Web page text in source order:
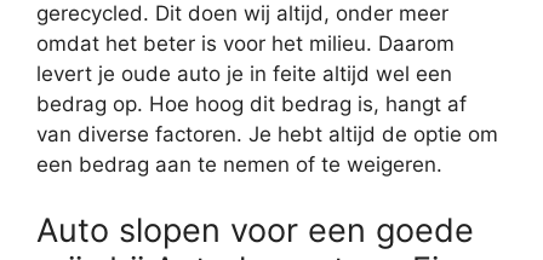
gerecycled. Dit doen wij altijd, onder meer
omdat het beter is voor het milieu. Daarom
levert je oude auto je in feite altijd wel een
bedrag op. Hoe hoog dit bedrag is, hangt af
van diverse factoren. Je hebt altijd de optie om
een bedrag aan te nemen of te weigeren.
Auto slopen voor een goede